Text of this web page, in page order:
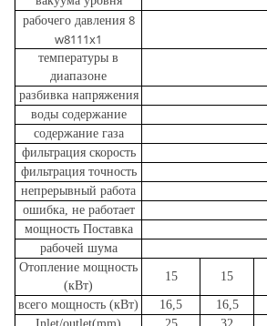
рабочего давления 8
w8111x1
температуры в
диапазоне
разбивка напряжения
воды содержание
содержание газа
фильтрация скорость
фильтрация точность
непрерывный работа
ошибка, не работает
мощность Поставка
рабочей шума
Отопление мощность
(кВт)
15 15
всего мощность (кВт) 16,5 16,5